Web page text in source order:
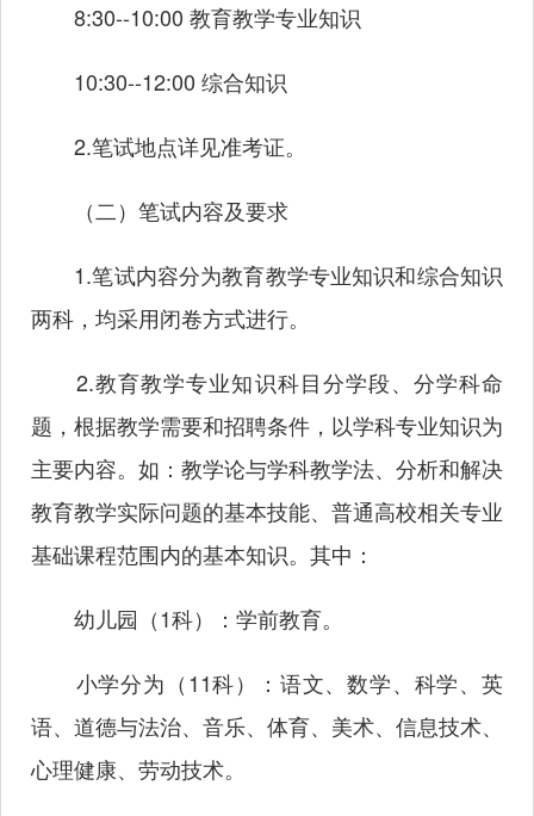
8:30--10:00 教育教学专业知识
10:30--12:00 综合知识
2.笔试地点详见准考证。
（二）笔试内容及要求
1.笔试内容分为教育教学专业知识和综合知识
两科，均采用闭卷方式进行。
2.教育教学专业知识科目分学段、分学科命
题，根据教学需要和招聘条件，以学科专业知识为
主要内容。如：教学论与学科教学法、分析和解决
教育教学实际问题的基本技能、普通高校相关专业
基础课程范围内的基本知识。其中：
幼儿园（1科）：学前教育。
小学分为（11科）：语文、数学、科学、英
语、道德与法治、音乐、体育、美术、信息技术、
心理健康、劳动技术。